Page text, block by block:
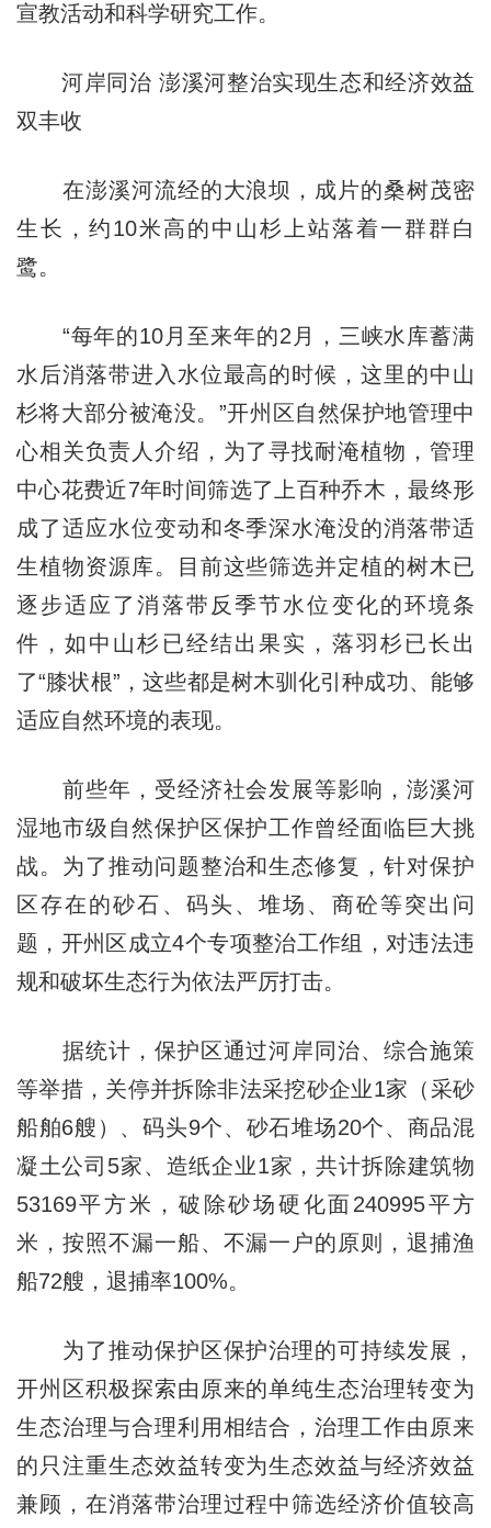
宣教活动和科学研究工作。
河岸同治 澎溪河整治实现生态和经济效益
双丰收
在澎溪河流经的大浪坝，成片的桑树茂密
生长，约10米高的中山杉上站落着一群群白
鹭。
“每年的10月至来年的2月，三峡水库蓄满
水后消落带进入水位最高的时候，这里的中山
杉将大部分被淹没。”开州区自然保护地管理中
心相关负责人介绍，为了寻找耐淹植物，管理
中心花费近7年时间筛选了上百种乔木，最终形
成了适应水位变动和冬季深水淹没的消落带适
生植物资源库。目前这些筛选并定植的树木已
逐步适应了消落带反季节水位变化的环境条
件，如中山杉已经结出果实，落羽杉已长出
了“膝状根”，这些都是树木驯化引种成功、能够
适应自然环境的表现。
前些年，受经济社会发展等影响，澎溪河
湿地市级自然保护区保护工作曾经面临巨大挑
战。为了推动问题整治和生态修复，针对保护
区存在的砂石、码头、堆场、商砼等突出问
题，开州区成立4个专项整治工作组，对违法违
规和破坏生态行为依法严厉打击。
据统计，保护区通过河岸同治、综合施策
等举措，关停并拆除非法采挖砂企业1家（采砂
船舶6艘）、码头9个、砂石堆场20个、商品混
凝土公司5家、造纸企业1家，共计拆除建筑物
53169平方米，破除砂场硬化面240995平方
米，按照不漏一船、不漏一户的原则，退捕渔
船72艘，退捕率100%。
为了推动保护区保护治理的可持续发展，
开州区积极探索由原来的单纯生态治理转变为
生态治理与合理利用相结合，治理工作由原来
的只注重生态效益转变为生态效益与经济效益
兼顾，在消落带治理过程中筛选经济价值较高